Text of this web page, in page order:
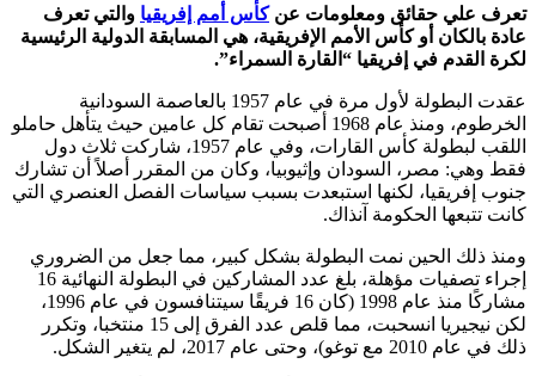
تعرف علي حقائق ومعلومات عنكأس أمم إفريقيا والتي تعرف
عادة بالكان أو كأس الأمم الإفريقية، هي المسابقة الدولية الرئيسية
لكرة القدم في إفريقيا “القارة السمراء”.
عقدت البطولة لأول مرة في عام 1957 بالعاصمة السودانية
الخرطوم، ومنذ عام 1968 أصبحت تقام كل عامين حيث يتأهل حاملو
اللقب لبطولة كأس القارات، وفي عام 1957، شاركت ثلاث دول
فقط وهي: مصر، السودان وإثيوبيا، وكان من المقرر أصلاً أن تشارك
جنوب إفريقيا، لكنها استبعدت بسبب سياسات الفصل العنصري التي
كانت تتبعها الحكومة آنذاك.
ومنذ ذلك الحين نمت البطولة بشكل كبير، مما جعل من الضروري
إجراء تصفيات مؤهلة، بلغ عدد المشاركين في البطولة النهائية 16
مشاركًا منذ عام 1998 (كان 16 فريقًا سيتنافسون في عام 1996،
لكن نيجيريا انسحبت، مما قلص عدد الفرق إلى 15 منتخبا، وتكرر
ذلك في عام 2010 مع توغو)، وحتى عام 2017، لم يتغير الشكل.